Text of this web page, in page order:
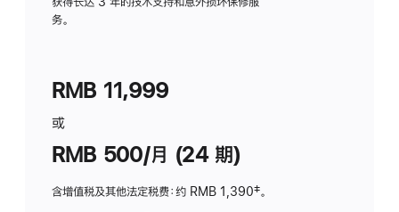
务。
RMB 11,999
或
RMB 500/月 (24 期)
含增值税及其他法定税费：约 RMB 1,390脚
‡。